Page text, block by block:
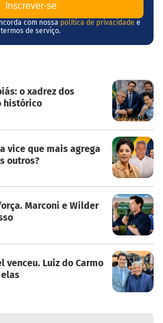
com nossa política de privacidade e
termos de serviço.
o xadrez dos
histórico
vice que mais agrega
outros?
Marconi e Wilder
venceu. Luiz do Carmo
elas